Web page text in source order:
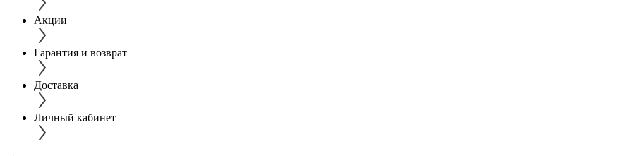
Акции
Гарантия и возврат
Доставка
Личный кабинет